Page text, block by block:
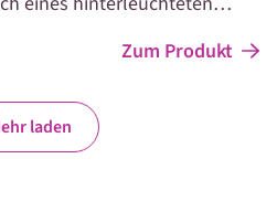
Auf Wunsch stellen
oder für den
Variante zur
Zum Produkt
laden